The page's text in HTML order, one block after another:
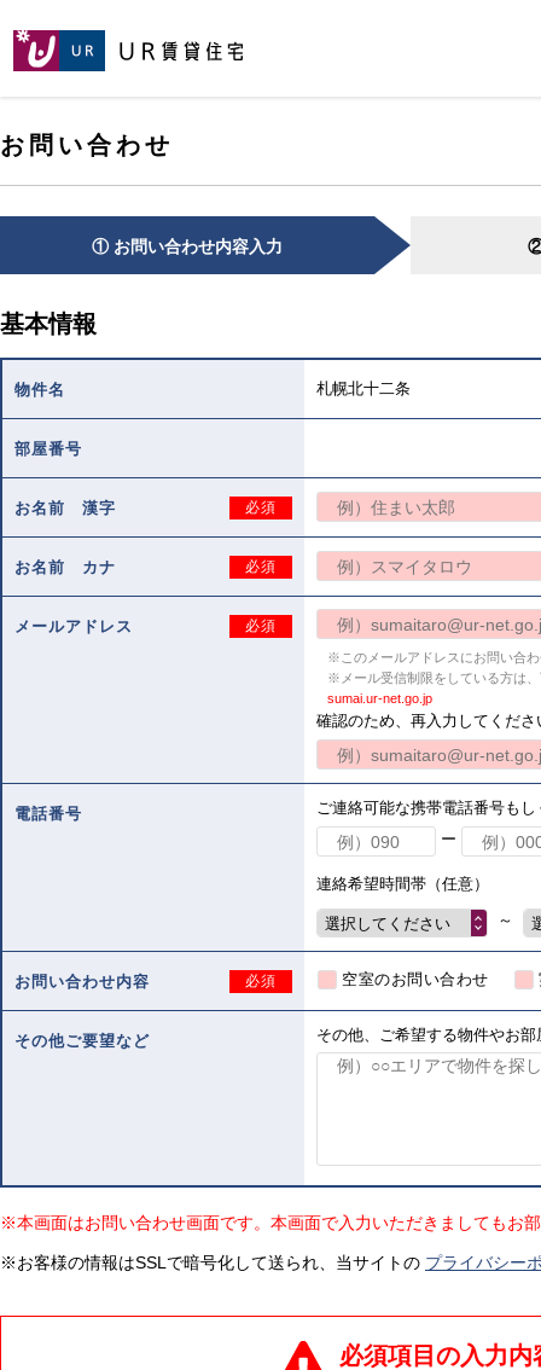
[こ
ヘ
ッ
ダ
お問い合わせ
[こ
か
文
す。]
か
イ
コ
ツ
す。]
① お問い合わせ内容入力 ②
基本情報
物件名 札幌北十二条
部屋番号
お名前 漢字 必須
お名前 カナ 必須
メールアドレス 必須
※このメールアドレスにお問い合
※メール受信制限をしている方は
sumai.ur-net.go.jp
確認のため、再入力してくださ
電話番号
ご連絡可能な携帯電話番号も
ー
連絡希望時間帯（任意）
選択してください ～
お問い合わせ内容 必須 空室のお問い合わせ
その他ご要望など その他、ご希望する物件やお
※本画面はお問い合わせ画面です。本画面で入力いただきましてもお
※お客様の情報はSSLで暗号化して送られ、当サイトの プライバシー
必須項目の入力
ペ
先
頭
へ